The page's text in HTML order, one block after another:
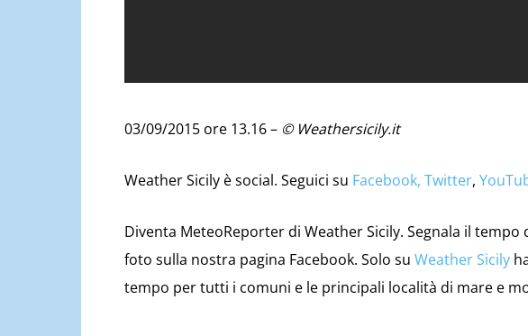
03/09/2015 ore 13.16 – © Weathersicily.it
Weather Sicily è social. Seguici su Facebook, Twitter,
Diventa MeteoReporter di Weather Sicily. Segnala il
foto sulla nostra pagina Facebook. Solo su Weather Sicily
tempo per tutti i comuni e le principali località di mare e